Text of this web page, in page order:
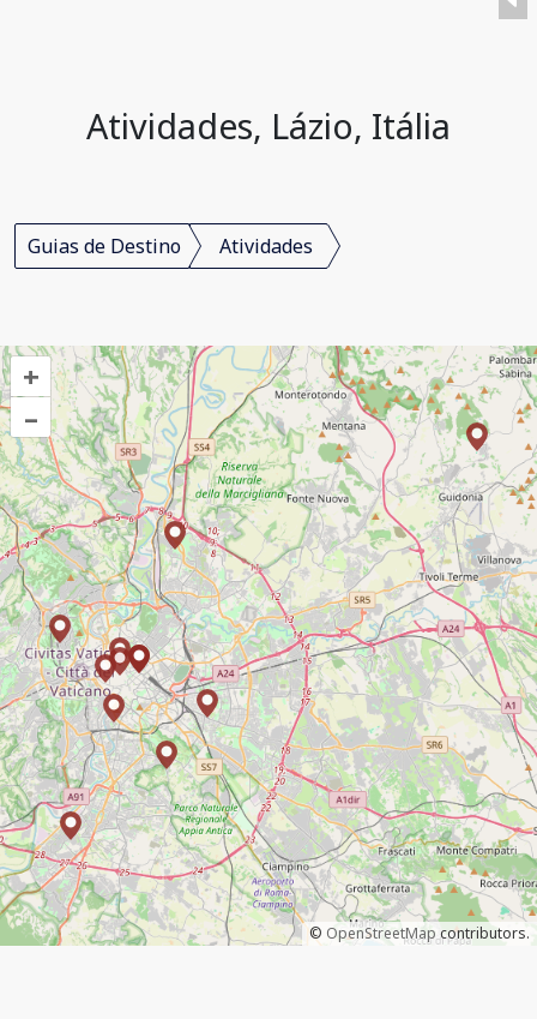
Atividades, Lázio, Itália
Guias de Destino Atividades
+
–
© OpenStreetMap contributors.